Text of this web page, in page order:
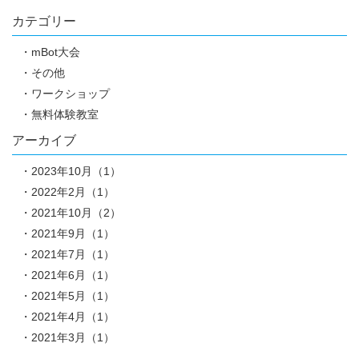
カテゴリー
mBot大会
その他
ワークショップ
無料体験教室
アーカイブ
2023年10月（1）
2022年2月（1）
2021年10月（2）
2021年9月（1）
2021年7月（1）
2021年6月（1）
2021年5月（1）
2021年4月（1）
2021年3月（1）